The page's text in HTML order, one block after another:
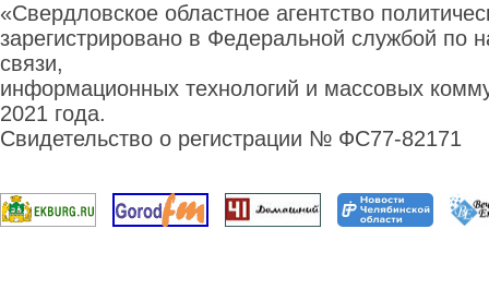
«Свердловское областное агентство
зарегистрировано в Федеральной службой по
связи,
информационных технологий и массовых
2021 года.
Свидетельство о регистрации № ФС77-82171